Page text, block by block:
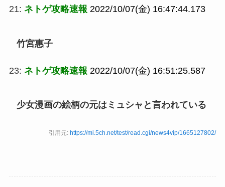
21: ネトゲ攻略速報 2022/10/07(金) 16:47:44.173
竹宮惠子
23: ネトゲ攻略速報 2022/10/07(金) 16:51:25.587
少女漫画の絵柄の元はミュシャと言われている
引用元: https://mi.5ch.net/test/read.cgi/news4vip/1665127802/